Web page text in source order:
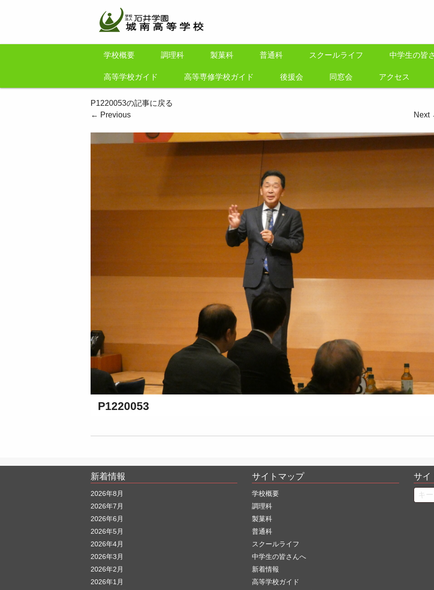
学校概要 調理科 製菓科 普通科 スクールライフ 中学生の皆
高等学校ガイド 高等専修学校ガイド 後援会 同窓会 アクセス
P1220053の記事に戻る
← Previous Next
P1220053
新着情報
2026年8月
2026年7月
2026年6月
2026年5月
2026年4月
2026年3月
2026年2月
2026年1月
サイトマップ
学校概要
調理科
製菓科
普通科
スクールライフ
中学生の皆さんへ
新着情報
高等学校ガイド
サイ